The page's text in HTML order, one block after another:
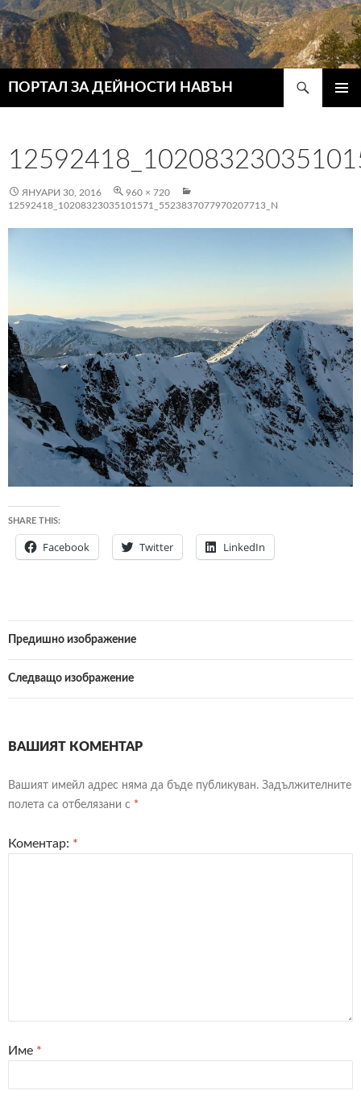
ПОРТАЛ ЗА ДЕЙНОСТИ НАВЪН
ЯНУАРИ 30, 2016
960 × 720
12592418_10208323035101571_5523837077970207713_N
SHARE THIS:
Facebook Twitter LinkedIn
Предишно изображение
Следващо изображение
ВАШИЯТ КОМЕНТАР
Вашият имейл адрес няма да бъде публикуван. Задължителните
полета са отбелязани с *
Коментар: *
Име *